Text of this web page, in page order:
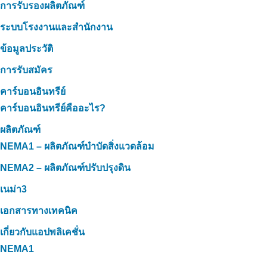
การรับรองผลิตภัณฑ์
ระบบโรงงานและสำนักงาน
ข้อมูลประวัติ
การรับสมัคร
คาร์บอนอินทรีย์
คาร์บอนอินทรีย์คืออะไร?
ผลิตภัณฑ์
NEMA1 – ผลิตภัณฑ์บำบัดสิ่งแวดล้อม
NEMA2 – ผลิตภัณฑ์ปรับปรุงดิน
เนม่า3
เอกสารทางเทคนิค
เกี่ยวกับแอปพลิเคชั่น
NEMA1